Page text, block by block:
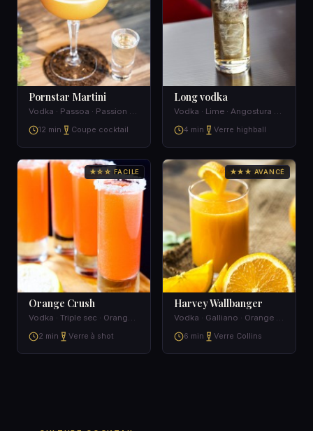
Pornstar Martini
Vodka · Passoa · Passion fruit juice · Lime
12 min
Coupe cocktail
Long vodka
Vodka · Lime · Angostura bitters · Tonic water
4 min
Verre highball
★☆☆ FACILE
Orange Crush
Vodka · Triple sec · Orange juice
2 min
Verre à shot
★★★ AVANCÉ
Harvey Wallbanger
Vodka · Galliano · Orange juice
6 min
Verre Collins